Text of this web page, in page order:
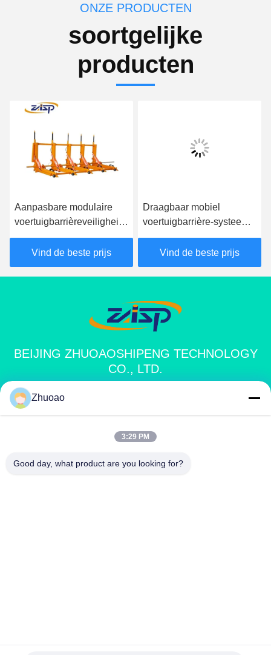
ONZE PRODUCTEN
soortgelijke
producten
Aanpasbare modulaire
voertuigbarrièreveiligheid
voor verkeersleiding
Vind de beste prijs
Draagbaar mobiel
voertuigbarrière-systeem
met gele
beschermingsklasse IP68
Vind de beste prijs
BEIJING ZHUOAOSHIPENG TECHNOLOGY
CO., LTD.
nummer 4, Fufeng Road, Beijing, China
Zhuoao
3:29 PM
Good day, what product are you looking for?